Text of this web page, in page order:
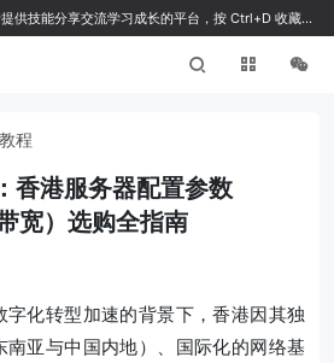
供技能分享交流学习成长的平台，按 Ctrl+D 收藏我
程
香港服务器配置参数
宽）选购全指南
化转型加速的背景下，香港因其独
亚与中国内地）、国际化的网络基